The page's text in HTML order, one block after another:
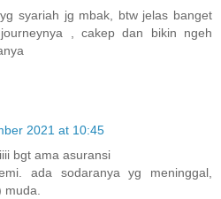
syariah jg mbak, btw jelas banget
, cakep dan bikin ngeh
2021 at 10:45
bgt ama asuransi
ada sodaranya yg meninggal,